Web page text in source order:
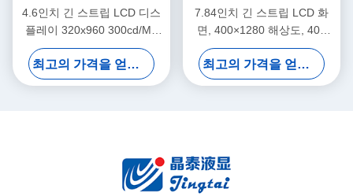
4.6인치 긴 스트립 LCD 디스
플레이 320x960 300cd/M2
휘도 IPS 전체 시야각
최고의 가격을 얻으십시오
7.84인치 긴 스트립 LCD 화
면, 400×1280 해상도, 400
cd/m2 밝기
최고의 가격을 얻으십시오